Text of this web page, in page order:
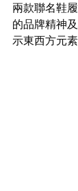
兩款聯名鞋
的品牌精神
示東西方元